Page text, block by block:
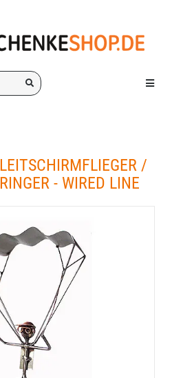
Menü
/
- WIRED LINE